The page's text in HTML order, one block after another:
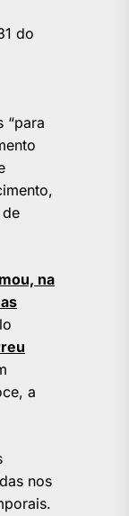
do
“para
na
a
nos